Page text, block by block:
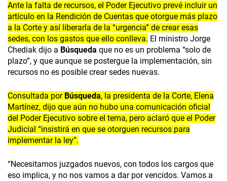
Ante la falta de recursos, el Poder Ejecutivo prevé incluir un
artículo en la Rendición de Cuentas que otorgue más plazo
a la Corte y así liberarla de la “urgencia” de crear esas
sedes, con los gastos que ello conlleva. El ministro Jorge
Chediak dijo a Búsqueda que no es un problema “solo de
plazo”, y que aunque se postergue la implementación, sin
recursos no es posible crear sedes nuevas.
Consultada por Búsqueda, la presidenta de la Corte, Elena
Martínez, dijo que aún no hubo una comunicación oficial
del Poder Ejecutivo sobre el tema, pero aclaró que el Poder
Judicial “insistirá en que se otorguen recursos para
implementar la ley”.
“Necesitamos juzgados nuevos, con todos los cargos que
eso implica, y no nos vamos a dar por vencidos. Vamos a